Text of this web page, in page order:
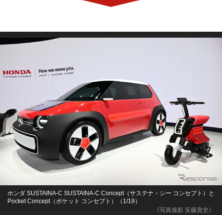
《写真撮影 安藤貴史》
ホンダ SUSTAINA-C SUSTAINA-C Concept（サステナ・シー コンセプト）と
Pocket Concept（ポケット コンセプト）（1/19）